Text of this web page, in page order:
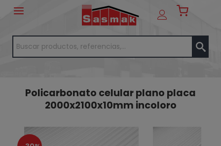
Policarbonato celular plano placa
2000x2100x10mm incoloro